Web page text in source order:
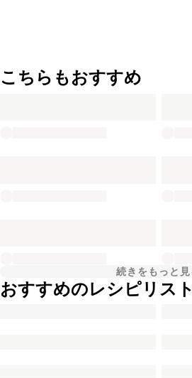
こちらもおすすめ
続きをもっと見
おすすめのレシピリスト